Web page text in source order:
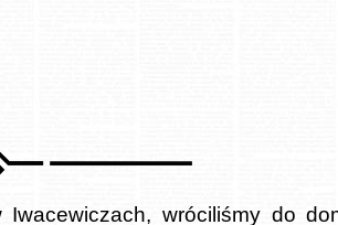
wróciliśmy do